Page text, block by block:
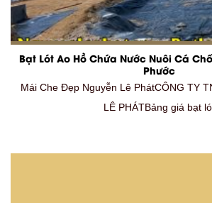
Bạt Lót Ao Hồ Chứa Nước Nuôi Cá
Phước
Mái Che Đẹp Nguyễn Lê PhátCÔNG TY
LÊ PHÁTBảng giá bạt